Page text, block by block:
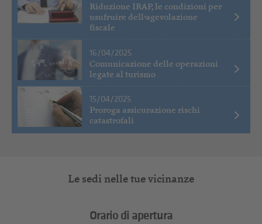
Riduzione IRAP, le condizioni per
usufruire dell’agevolazione
fiscale
16/04/2025
Comunicazione delle operazioni
legate al turismo
15/04/2025
Proroga assicurazione rischi
catastrofali
Le sedi nelle tue vicinanze
Orario di apertura